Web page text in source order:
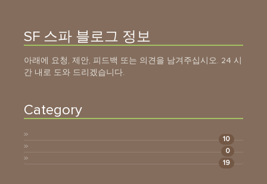
SF 스파 블로그 정보
아래에 요청, 제안, 피드백 또는 의견을 남겨주십시오. 24 시
간 내로 도와 드리겠습니다.
Category
10
0
19